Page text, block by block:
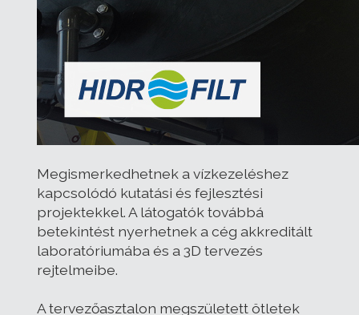
Megismerkedhetnek a vízkezeléshez
kapcsolódó kutatási és fejlesztési
projektekkel. A látogatók továbbá
betekintést nyerhetnek a cég akkreditált
laboratóriumába és a 3D tervezés
rejtelmeibe.
A tervezőasztalon megszületett ötletek